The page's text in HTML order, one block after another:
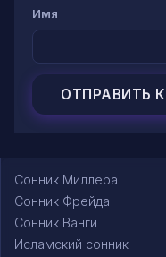
Имя
Сонник Миллера
Сонник Фрейда
Сонник Ванги
Исламский сонник